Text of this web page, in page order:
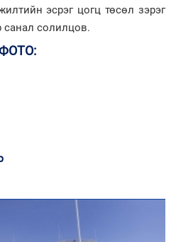
эсрэг цогц төсөл зэрэг
санал солилцов.